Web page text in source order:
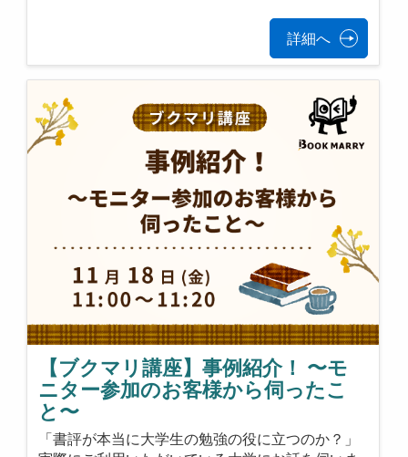
詳細へ
【ブクマリ講座】事例紹介！ 〜モ
ニター参加のお客様から伺ったこ
と〜
「書評が本当に大学生の勉強の役に立つのか？」